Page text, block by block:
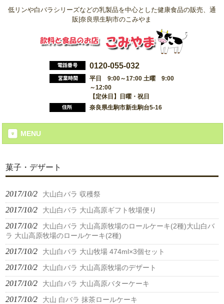
低リンや白バラシリーズなどの乳製品を中心とした健康食品の販売、通
販|奈良県生駒市のこみやま
0120-055-032
平日 9:00～17:00 土曜 9:00
～12:00
【定休日】日曜・祝日
奈良県生駒市新生駒台5-16
MENU
菓子・デザート
2017/10/2 大山白バラ 収穫祭
2017/10/2 大山白バラ 大山高原ギフト牧場便り
2017/10/2
大山白バラ 大山高原牧場のロールケーキ(2種)大山白バ
ラ 大山高原牧場のロールケーキ(2種)
2017/10/2 大山白バラ 大山牧場 474ml×3個セット
2017/10/2 大山白バラ 大山高原牧場のデザート
2017/10/2 大山白バラ 大山高原バターケーキ
2017/10/2 大山 白バラ 抹茶ロールケーキ